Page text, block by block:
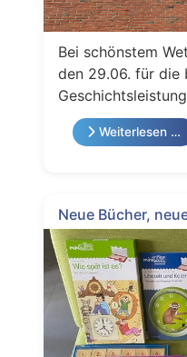
Bei schönstem
den 29.06. für die
Weiterlesen …
Neue Bücher,